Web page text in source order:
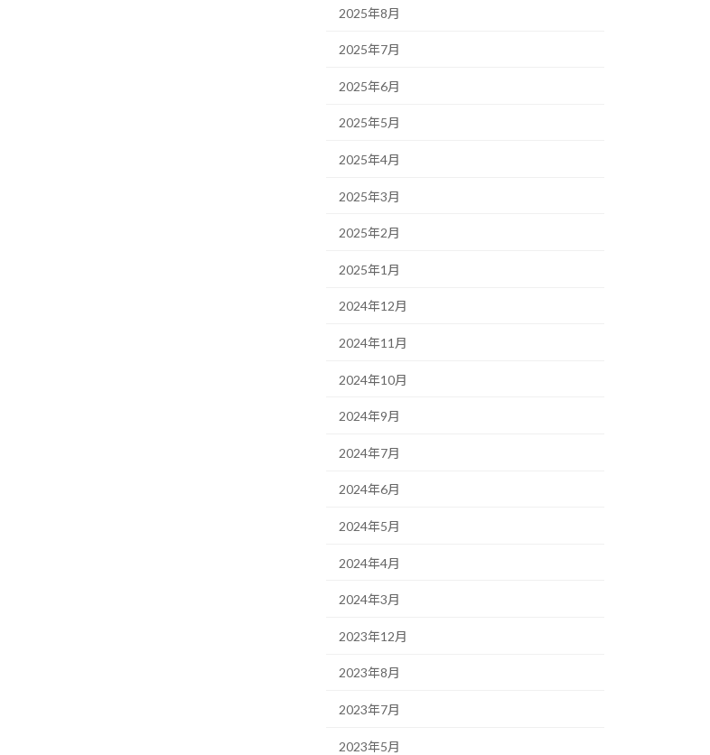
2025年8月
2025年7月
2025年6月
2025年5月
2025年4月
2025年3月
2025年2月
2025年1月
2024年12月
2024年11月
2024年10月
2024年9月
2024年7月
2024年6月
2024年5月
2024年4月
2024年3月
2023年12月
2023年8月
2023年7月
2023年5月